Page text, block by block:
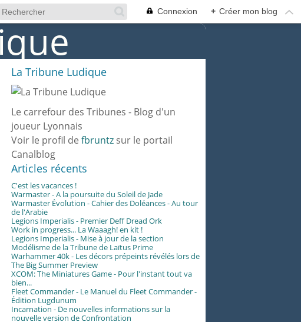
Connexion + Créer mon blog
La Tribune Ludique
Le carrefour des Tribunes - Blog d'un
joueur Lyonnais
Voir le profil de fbruntz sur le portail
Canalblog
Articles récents
C'est les vacances !
Warmaster - A la poursuite du Soleil de Jade
Warmaster Évolution - Cahier des Doléances - Au tour
de l'Arabie
Legions Imperialis - Premier Deff Dread Ork
Work in progress... La Waaagh! en kit !
Legions Imperialis - Mise à jour de la section
Modélisme de la Tribune de Laïtus Prime
Warhammer 40k - Les décors prépeints révélés lors de
The Big Summer Preview
XCOM: The Miniatures Game - Pour l'instant tout va
bien...
Fleet Commander - Le Manuel du Fleet Commander -
Édition Lugdunum
Incarnation - De nouvelles informations sur la
nouvelle version de Confrontation